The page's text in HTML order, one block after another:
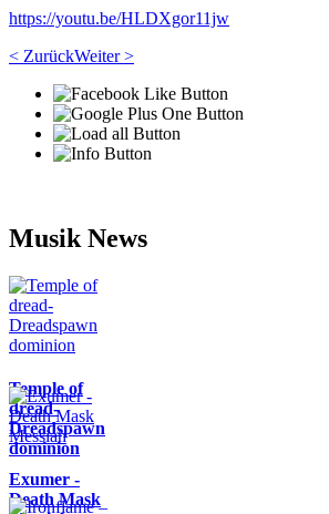
https://youtu.be/HLDXgor11jw
< ZurückWeiter >
Musik News
Temple of
dread-
Dreadspawn
dominion
Exumer -
Death Mask